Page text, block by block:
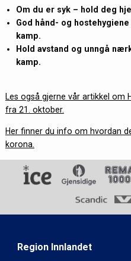
Om du er syk – hold deg
God hånd- og
kamp.
Hold avstand og unngå
kamp.
Les også gjerne vår artikkel om
fra 21. oktober.
Her finner du info om hvordan
korona.
Region Innlandet